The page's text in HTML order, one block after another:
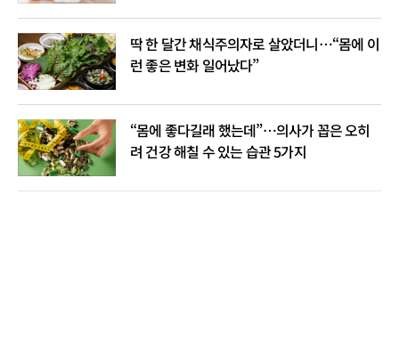
딱 한 달간 채식주의자로 살았더니…“몸에 이
런 좋은 변화 일어났다”
“몸에 좋다길래 했는데”…의사가 꼽은 오히
려 건강 해칠 수 있는 습관 5가지